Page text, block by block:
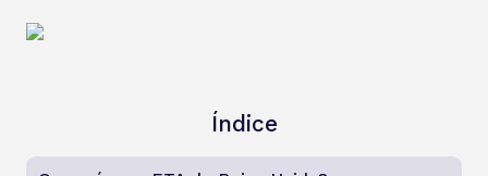
Índice